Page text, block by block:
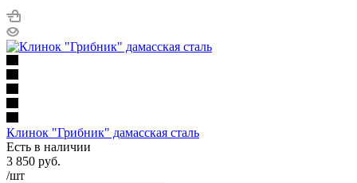
Клинок "Грибник" дамасская сталь
Есть в наличии
3 850 руб.
/шт